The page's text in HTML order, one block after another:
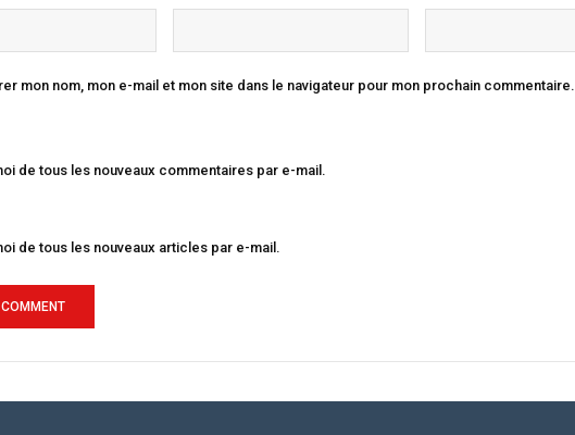
mon nom, mon e-mail et mon site dans le navigateur pour mon prochain commentaire.
de tous les nouveaux commentaires par e-mail.
de tous les nouveaux articles par e-mail.